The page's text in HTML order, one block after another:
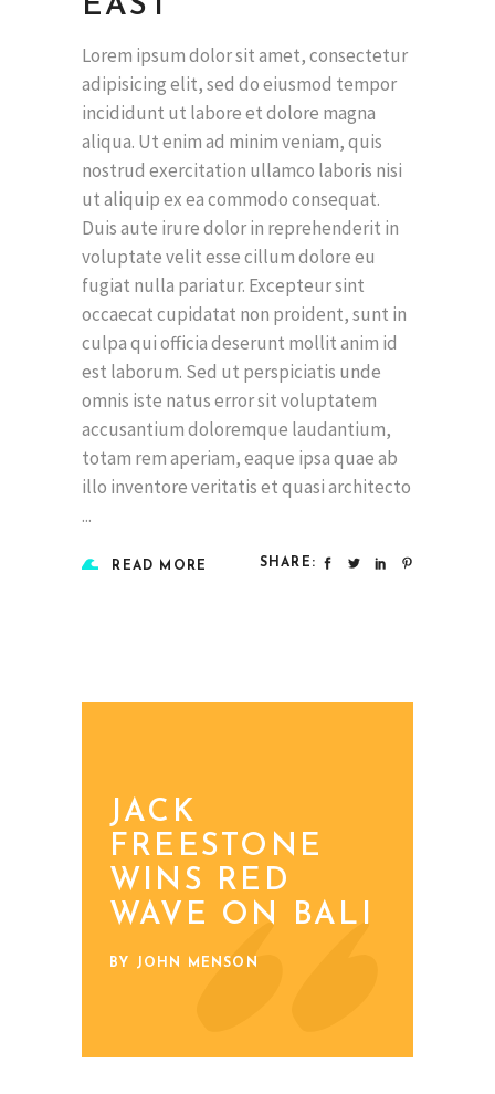
EAST
Lorem ipsum dolor sit amet, consectetur
adipisicing elit, sed do eiusmod tempor
incididunt ut labore et dolore magna
aliqua. Ut enim ad minim veniam, quis
nostrud exercitation ullamco laboris nisi
ut aliquip ex ea commodo consequat.
Duis aute irure dolor in reprehenderit in
voluptate velit esse cillum dolore eu
fugiat nulla pariatur. Excepteur sint
occaecat cupidatat non proident, sunt in
culpa qui officia deserunt mollit anim id
est laborum. Sed ut perspiciatis unde
omnis iste natus error sit voluptatem
accusantium doloremque laudantium,
totam rem aperiam, eaque ipsa quae ab
illo inventore veritatis et quasi architecto
READ MORE SHARE:
JACK
FREESTONE
WINS RED
WAVE ON BALI
BY JOHN MENSON